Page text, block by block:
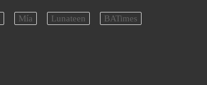
Mía Lunateen BATimes